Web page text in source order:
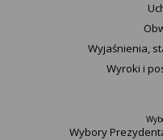
Wyjaśnienia,
Wyroki i
Wybory